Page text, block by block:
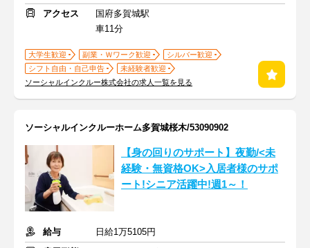
アクセス
国府多賀城駅
車11分
大学生歓迎 副業・Ｗワーク歓迎
シルバー歓迎
シフト自由・自己申告
未経験者歓迎
ソーシャルインクルー株式会社の求人一覧を見る
ソーシャルインクルーホーム多賀城桜木/53090902
【身の回りのサポート】夜勤/<未
経験・無資格OK>入居者様のサポ
ート!シニア活躍中!週1～！
給与
日給1万5105円